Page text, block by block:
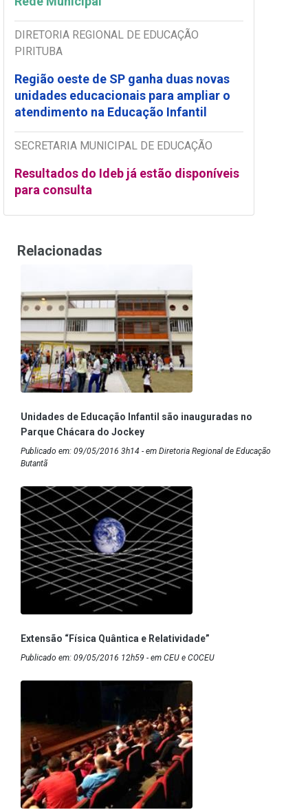
DIRETORIA REGIONAL DE EDUCAÇÃO
PIRITUBA
Região oeste de SP ganha duas novas
unidades educacionais para ampliar o
atendimento na Educação Infantil
SECRETARIA MUNICIPAL DE EDUCAÇÃO
Resultados do Ideb já estão disponíveis
para consulta
Relacionadas
Unidades de Educação Infantil são inauguradas no
Parque Chácara do Jockey
Publicado em: 09/05/2016 3h14 - em Diretoria Regional de Educação
Butantã
Extensão “Física Quântica e Relatividade”
Publicado em: 09/05/2016 12h59 - em CEU e COCEU